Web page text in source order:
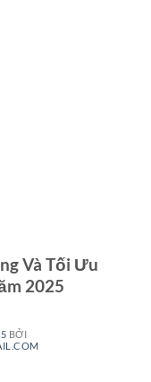
Và Tối Ưu
2025
BỞI